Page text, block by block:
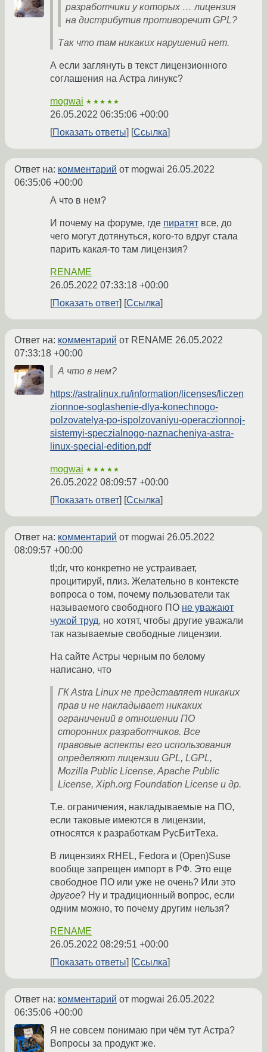
разработчики у которых … лицензия
на дистрибутив противоречит GPL?
Так что там никаких нарушений нет.
А если заглянуть в текст лицензионного
соглашения на Астра линукс?
mogwai ★★★★★
26.05.2022 06:35:06 +00:00
Показать ответы
Ссылка
Ответ на: комментарий от mogwai 26.05.2022
06:35:06 +00:00
А что в нем?
И почему на форуме, где пиратят все, до
чего могут дотянуться, кого-то вдруг стала
парить какая-то там лицензия?
RENAME
26.05.2022 07:33:18 +00:00
Показать ответ
Ссылка
Ответ на: комментарий от RENAME 26.05.2022
07:33:18 +00:00
А что в нем?
https://astralinux.ru/information/licenses/liczen
zionnoe-soglashenie-dlya-konechnogo-
polzovatelya-po-ispolzovaniyu-operaczionnoj-
sistemyi-speczialnogo-naznacheniya-astra-
linux-special-edition.pdf
mogwai ★★★★★
26.05.2022 08:09:57 +00:00
Показать ответ
Ссылка
Ответ на: комментарий от mogwai 26.05.2022
08:09:57 +00:00
tl;dr, что конкретно не устраивает,
процитируй, плиз. Желательно в контексте
вопроса о том, почему пользователи так
называемого свободного ПО не уважают
чужой труд, но хотят, чтобы другие уважали
так называемые свободные лицензии.
На сайте Астры черным по белому
написано, что
ГК Astra Linux не представляет никаких
прав и не накладывает никаких
ограничений в отношении ПО
сторонних разработчиков. Все
правовые аспекты его использования
определяют лицензии GPL, LGPL,
Mozilla Public License, Apache Public
License, Xiph.org Foundation License и др.
Т.е. ограничения, накладываемые на ПО,
если таковые имеются в лицензии,
относятся к разработкам РусБитТеха.
В лицензиях RHEL, Fedora и (Open)Suse
вообще запрещен импорт в РФ. Это еще
свободное ПО или уже не очень? Или это
другое? Ну и традиционный вопрос, если
одним можно, то почему другим нельзя?
RENAME
26.05.2022 08:29:51 +00:00
Показать ответы
Ссылка
Ответ на: комментарий от mogwai 26.05.2022
06:35:06 +00:00
Я не совсем понимаю при чём тут Астра?
Вопросы за продукт же.